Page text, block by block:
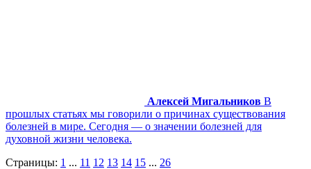
Алексей Мигальников В
прошлых статьях мы говорили о причинах существования
болезней в мире. Сегодня — о значении болезней для
духовной жизни человека.
Страницы: 1 ... 11 12 13 14 15 ... 26